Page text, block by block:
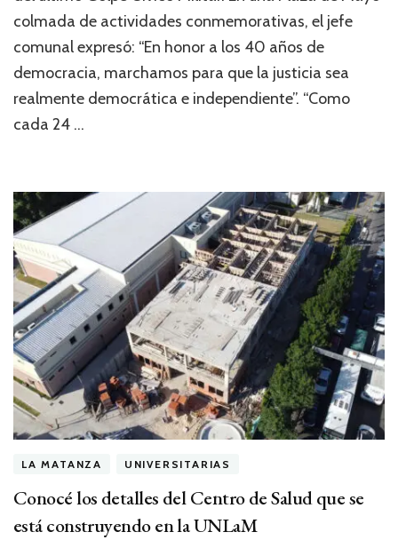
colmada de actividades conmemorativas, el jefe
comunal expresó: “En honor a los 40 años de
democracia, marchamos para que la justicia sea
realmente democrática e independiente”. “Como
cada 24 …
LA MATANZA UNIVERSITARIAS
Conocé los detalles del Centro de Salud que se
está construyendo en la UNLaM